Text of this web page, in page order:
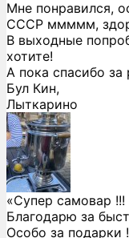
Мне понравился,
СССР ммммм,
В выходные
хотите!
А пока спасибо за
Бул Кин,
Лыткарино
«Супер самовар !!!
Благодарю за
Особо за подарки